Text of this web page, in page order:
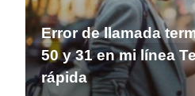
Error de llamada
50 y 31 en mi línea
rápida